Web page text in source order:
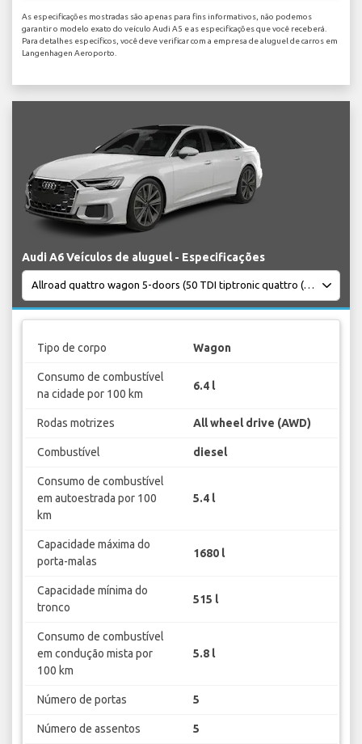
As especificações mostradas são apenas para fins informativos, não podemos
garantir o modelo exato do veículo Audi A5 e as especificações que você receberá.
Para detalhes específicos, você deve verificar com a empresa de aluguel de carros em
Langenhagen Aeroporto.
Audi A6 Veículos de aluguel - Especificações
Tipo de corpo Wagon
Consumo de combustível
na cidade por 100 km
6.4 l
Rodas motrizes All wheel drive (AWD)
Combustível diesel
Consumo de combustível
em autoestrada por 100
km
5.4 l
Capacidade máxima do
porta-malas
1680 l
Capacidade mínima do
tronco
515 l
Consumo de combustível
em condução mista por
100 km
5.8 l
Número de portas 5
Número de assentos 5